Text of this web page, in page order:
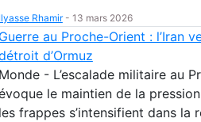
Ilyasse Rhamir- 13 mars 2026
Guerre au Proche-Orient : l’Iran
d’Ormuz
Monde - L’escalade militaire au
le maintien de la
les frappes s’intensifient dans